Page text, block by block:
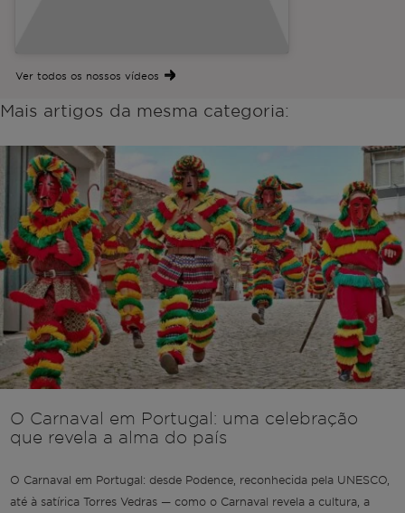
Ver todos os nossos vídeos
Mais artigos da mesma categoria:
O Carnaval em Portugal: uma celebração
que revela a alma do país
O Carnaval em Portugal: desde Podence, reconhecida pela UNESCO,
até à satírica Torres Vedras — como o Carnaval revela a cultura, a